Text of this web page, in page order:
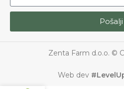
Pošalji
Zenta Farm d.o.o. ©
Web dev